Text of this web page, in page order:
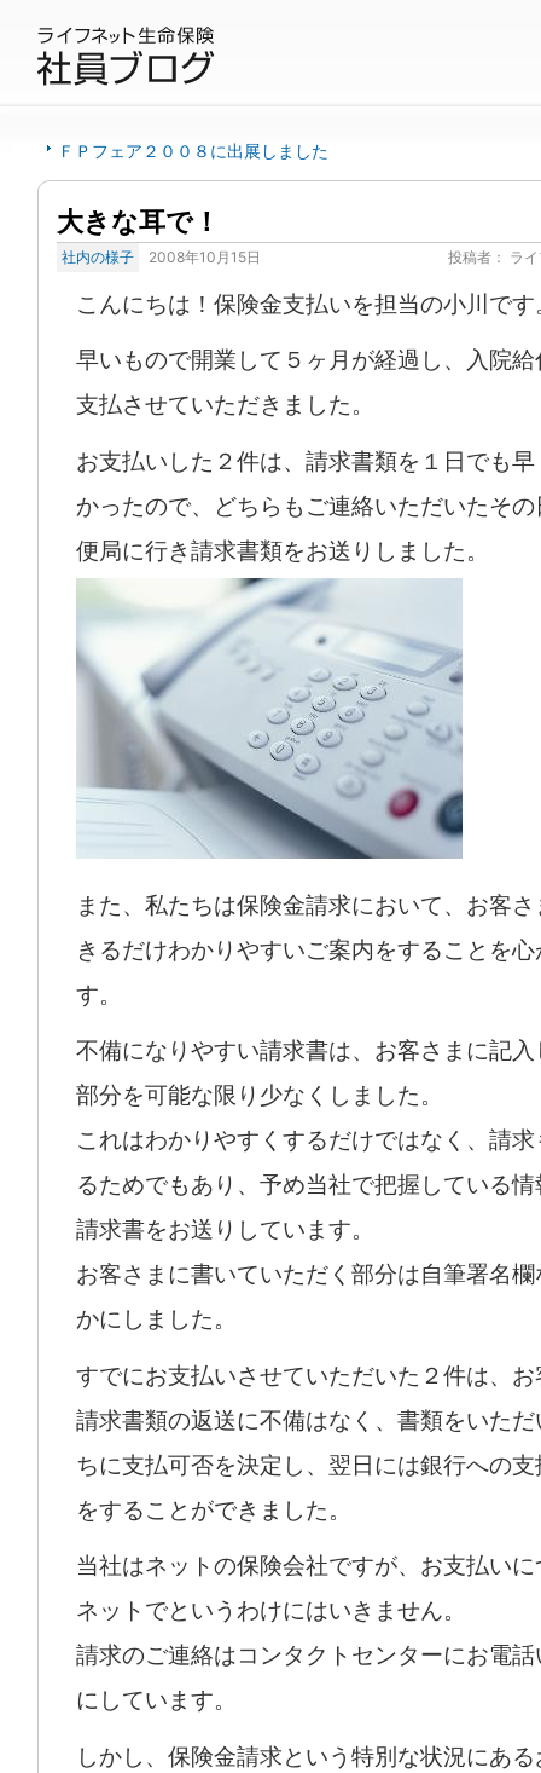
ＦＰフェア２００８に出展しました
大きな耳で！
社内の様子 2008年10月15日 投稿者： ラ
こんにちは！保険金支払いを担当の小川です
早いもので開業して５ヶ月が経過し、入院
支払させていただきました。
お支払いした２件は、請求書類を１日でも
かったので、どちらもご連絡いただいたそ
便局に行き請求書類をお送りしました。
また、私たちは保険金請求において、お客
きるだけわかりやすいご案内をすることを
す。
不備になりやすい請求書は、お客さまに記
部分を可能な限り少なくしました。
これはわかりやすくするだけではなく、請
るためでもあり、予め当社で把握している
請求書をお送りしています。
お客さまに書いていただく部分は自筆署名
かにしました。
すでにお支払いさせていただいた２件は、
請求書類の返送に不備はなく、書類をいた
ちに支払可否を決定し、翌日には銀行への
をすることができました。
当社はネットの保険会社ですが、お支払い
ネットでというわけにはいきません。
請求のご連絡はコンタクトセンターにお電
にしています。
しかし、保険金請求という特別な状況にあ